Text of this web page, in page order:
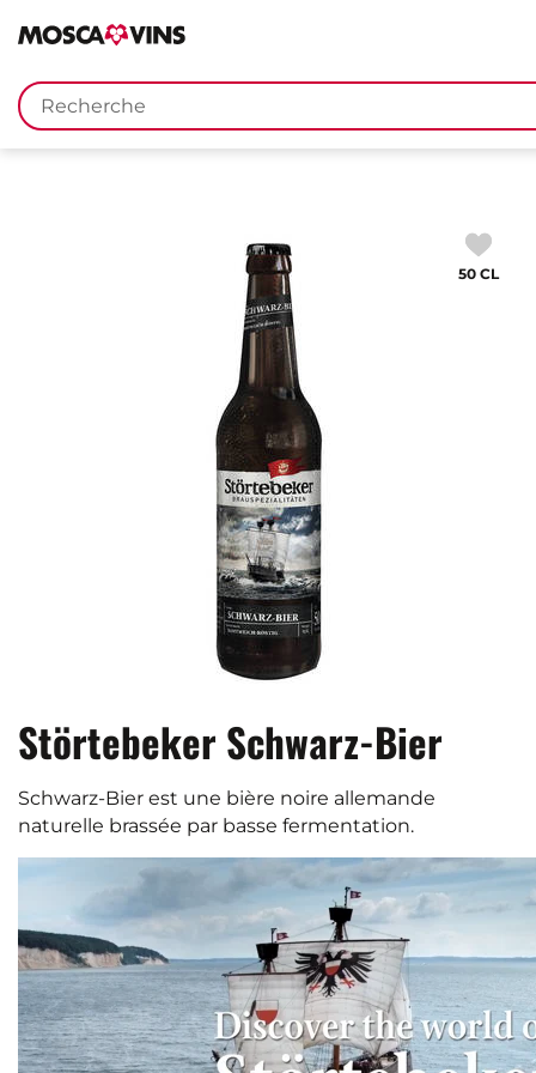
FR DE EN IT
Mots
clés
50 CL
Störtebeker Schwarz-Bier
Schwarz-Bier est une bière noire allemande
naturelle brassée par basse fermentation.